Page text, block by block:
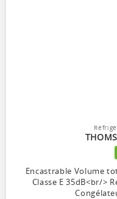
Encastrable Volume
Classe E 35dB<br/>